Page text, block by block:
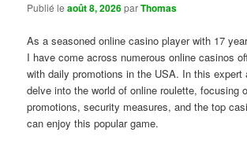
Publié leaoût 8, 2026parThomas
As a seasoned online casino player with 17
I have come across numerous online casinos
with daily promotions in the USA. In this expert
delve into the world of online roulette, focusing
promotions, security measures, and the top
can enjoy this popular game.